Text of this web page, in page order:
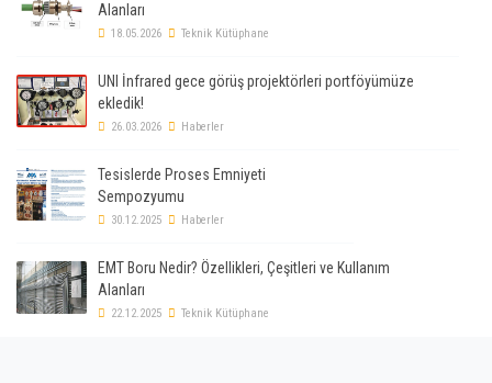
Alanları
18.05.2026 Teknik Kütüphane
UNI İnfrared gece görüş projektörleri portföyümüze
ekledik!
26.03.2026 Haberler
Tesislerde Proses Emniyeti
Sempozyumu
30.12.2025 Haberler
EMT Boru Nedir? Özellikleri, Çeşitleri ve Kullanım
Alanları
22.12.2025 Teknik Kütüphane